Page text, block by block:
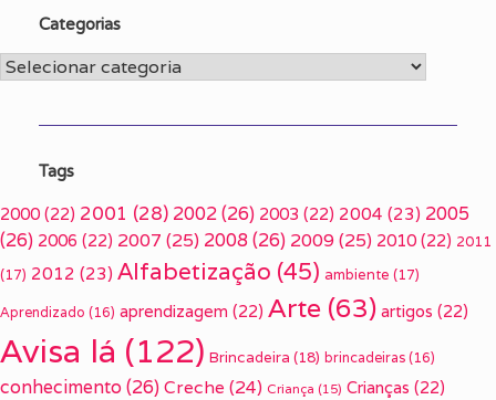
Categorias
Categorias
Tags
2000 (22) 2001 (28) 2002(26) 2003 (22) 2004 (23) 2005
(26) 2006 (22) 2007 (25) 2008(26) 2009(25) 2010 (22) 2011
(17) 2012 (23) Alfabetização (45) ambiente (17)
Aprendizado (16) aprendizagem (22) Arte (63) artigos (22)
Avisa lá (122) Brincadeira (18) brincadeiras (16)
conhecimento(26) Creche (24) Criança (15) Crianças (22)